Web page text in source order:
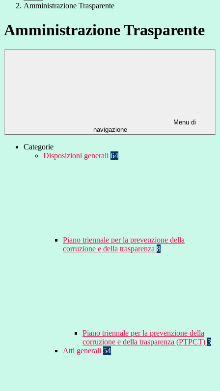
Amministrazione Trasparente
Amministrazione Trasparente
Menu di
navigazione
Categorie
Disposizioni generali 64
Piano triennale per la prevenzione della
corruzione e della trasparenza 8
Piano triennale per la prevenzione della
corruzione e della trasparenza (PTPCT) 3
Atti generali 54